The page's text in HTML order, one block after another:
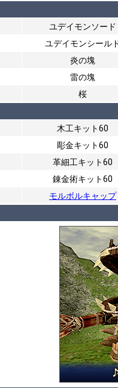
ユデイモンソード
ユデイモンシール
炎の塊
雷の塊
桜
木工キット60
彫金キット60
革細工キット60
錬金術キット60
モルボルキャップ